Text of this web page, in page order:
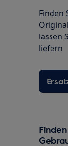
Finden
lassen
liefern